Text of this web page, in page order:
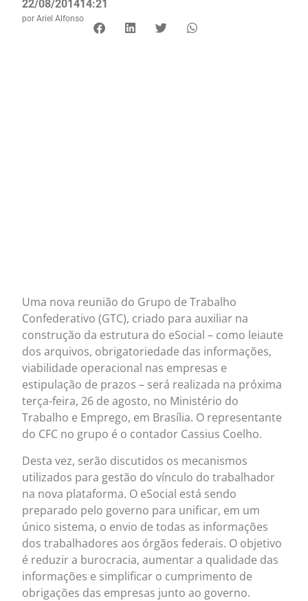
22/08/201414:21
por Ariel Alfonso
Uma nova reunião do Grupo de Trabalho
Confederativo (GTC), criado para auxiliar na
construção da estrutura do eSocial – como leiaute
dos arquivos, obrigatoriedade das informações,
viabilidade operacional nas empresas e
estipulação de prazos – será realizada na próxima
terça-feira, 26 de agosto, no Ministério do
Trabalho e Emprego, em Brasília. O representante
do CFC no grupo é o contador Cassius Coelho.
Desta vez, serão discutidos os mecanismos
utilizados para gestão do vínculo do trabalhador
na nova plataforma. O eSocial está sendo
preparado pelo governo para unificar, em um
único sistema, o envio de todas as informações
dos trabalhadores aos órgãos federais. O objetivo
é reduzir a burocracia, aumentar a qualidade das
informações e simplificar o cumprimento de
obrigações das empresas junto ao governo.